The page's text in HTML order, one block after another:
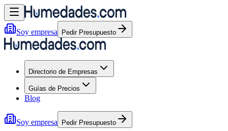
Soy empresa Pedir Presupuesto
Directorio de Empresas
Guías de Precios
Blog
Soy empresa Pedir Presupuesto